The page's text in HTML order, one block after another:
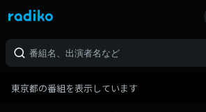
東京都の番組を表示しています